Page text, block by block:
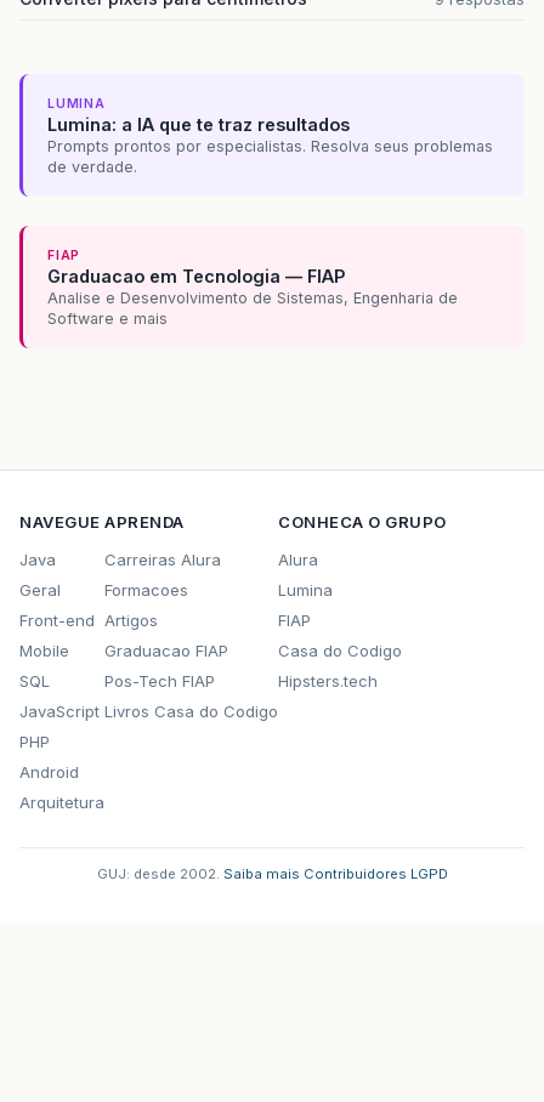
LUMINA
Lumina: a IA que te traz resultados
Prompts prontos por especialistas. Resolva seus problemas
de verdade.
FIAP
Graduacao em Tecnologia — FIAP
Analise e Desenvolvimento de Sistemas, Engenharia de
Software e mais
NAVEGUE
Java
Geral
Front-end
Mobile
SQL
JavaScript
PHP
Android
Arquitetura
APRENDA
Carreiras Alura
Formacoes
Artigos
Graduacao FIAP
Pos-Tech FIAP
Livros Casa do Codigo
CONHECA O GRUPO
Alura
Lumina
FIAP
Casa do Codigo
Hipsters.tech
GUJ: desde 2002. Saiba mais Contribuidores LGPD